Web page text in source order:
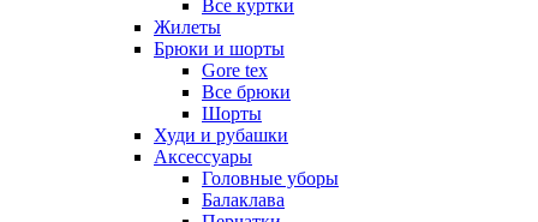
Все куртки
Жилеты
Брюки и шорты
Gore tex
Все брюки
Шорты
Худи и рубашки
Аксессуары
Головные уборы
Балаклава